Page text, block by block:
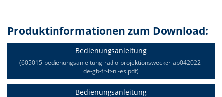
Produktinformationen zum Download:
Bedienungsanleitung
(605015-bedienungsanleitung-radio-projektionswecker-ab042022-
de-gb-fr-it-nl-es.pdf)
Bedienungsanleitung